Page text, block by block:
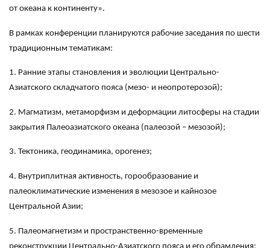
от океана к континенту».
В рамках конференции планируются рабочие заседания по шести
традиционным тематикам:
1. Ранние этапы становления и эволюции Центрально-
Азиатского складчатого пояса (мезо- и неопротерозой);
2. Магматизм, метаморфизм и деформации литосферы на стадии
закрытия Палеоазиатского океана (палеозой – мезозой);
3. Тектоника, геодинамика, орогенез;
4. Внутриплитная активность, горообразование и
палеоклиматические изменения в мезозое и кайнозое
Центральной Азии;
5. Палеомагнетизм и пространственно-временные